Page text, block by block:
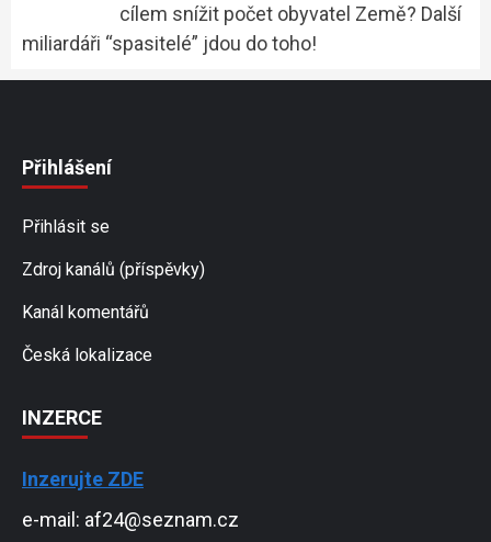
cílem snížit počet obyvatel Země? Další
miliardáři “spasitelé” jdou do toho!
Přihlášení
Přihlásit se
Zdroj kanálů (příspěvky)
Kanál komentářů
Česká lokalizace
INZERCE
Inzerujte ZDE
e-mail: af24@seznam.cz